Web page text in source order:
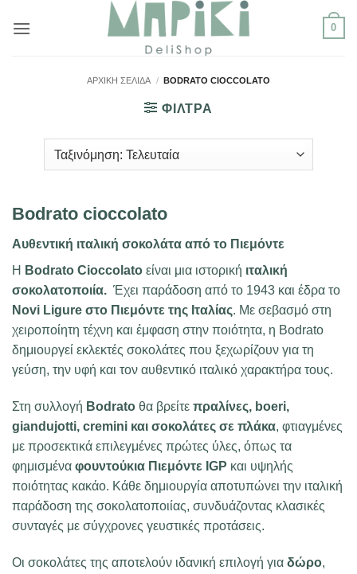
στο
0
ΑΡΧΙΚΉ ΣΕΛΊΔΑ / BODRATO CIOCCOLATO
ΦΙΛΤΡΑ
Bodrato cioccolato
Αυθεντική ιταλική σοκολάτα από το Πιεμόντε
Η Bodrato Cioccolato είναι μια ιστορική ιταλική
σοκολατοποιία. Έχει παράδοση από το 1943 και έδρα το
Novi Ligure στο Πιεμόντε της Ιταλίας. Με σεβασμό στη
χειροποίητη τέχνη και έμφαση στην ποιότητα, η Bodrato
δημιουργεί εκλεκτές σοκολάτες που ξεχωρίζουν για τη
γεύση, την υφή και τον αυθεντικό ιταλικό χαρακτήρα τους.
Στη συλλογή Bodrato θα βρείτε πραλίνες, boeri,
giandujotti, cremini και σοκολάτες σε πλάκα, φτιαγμένες
με προσεκτικά επιλεγμένες πρώτες ύλες, όπως τα
φημισμένα φουντούκια Πιεμόντε IGP και υψηλής
ποιότητας κακάο. Κάθε δημιουργία αποτυπώνει την ιταλική
παράδοση της σοκολατοποιίας, συνδυάζοντας κλασικές
συνταγές με σύγχρονες γευστικές προτάσεις.
Οι σοκολάτες της αποτελούν ιδανική επιλογή για δώρο,